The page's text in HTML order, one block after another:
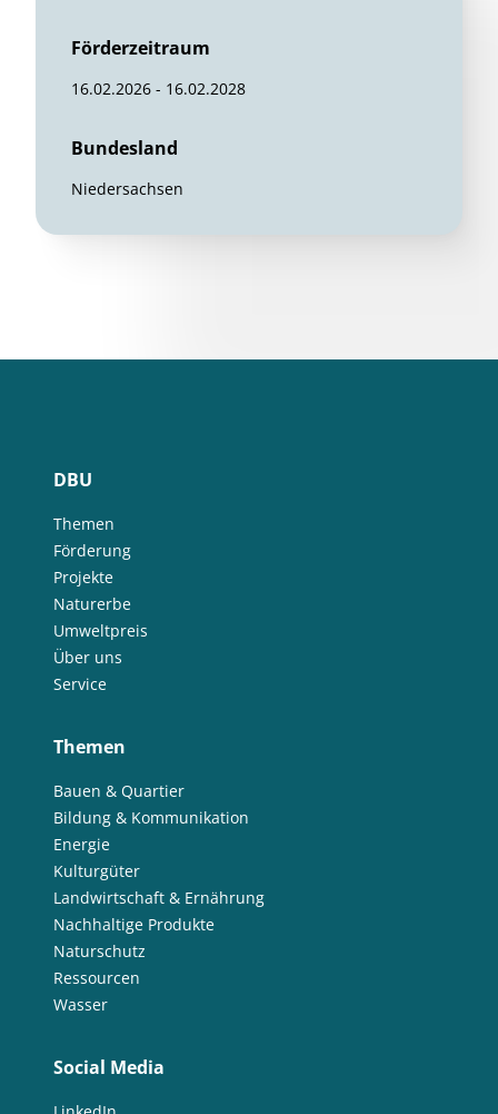
Förderzeitraum
16.02.2026 - 16.02.2028
Bundesland
Niedersachsen
DBU
Themen
Förderung
Projekte
Naturerbe
Umweltpreis
Über uns
Service
Themen
Bauen & Quartier
Bildung & Kommunikation
Energie
Kulturgüter
Landwirtschaft & Ernährung
Nachhaltige Produkte
Naturschutz
Ressourcen
Wasser
Social Media